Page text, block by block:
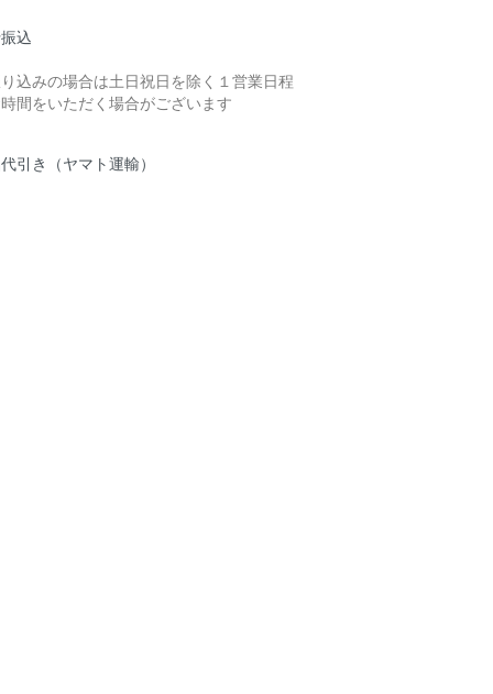
込
込みの場合は土日祝日を除く１営業日程
間をいただく場合がございます
引き（ヤマト運輸）